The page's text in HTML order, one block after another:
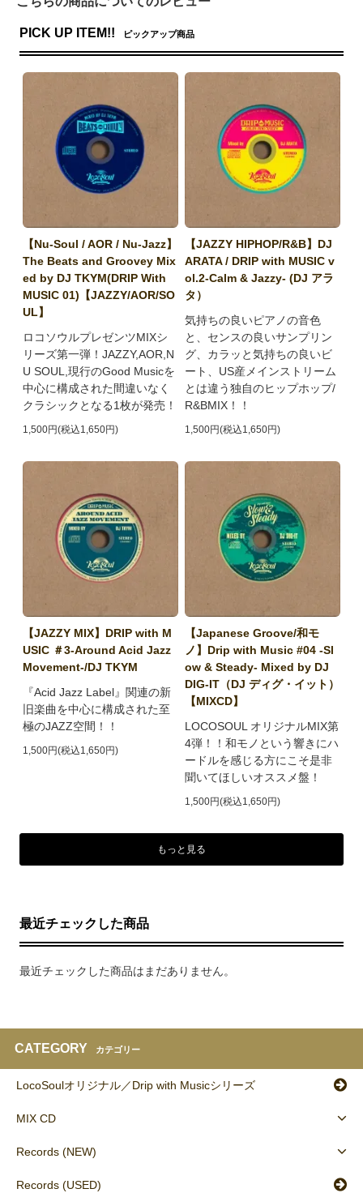
PICK UP ITEM!! ピックアップ商品
【Nu-Soul / AOR / Nu-Jazz】
The Beats and Groovey Mix
ed by DJ TKYM(DRIP With
MUSIC 01)【JAZZY/AOR/SO
UL】
ロコソウルプレゼンツMIXシ
リーズ第一弾！JAZZY,AOR,N
U SOUL,現行のGood Musicを
中心に構成された間違いなく
クラシックとなる1枚が発売！
1,500円(税込1,650円)
【JAZZY HIPHOP/R&B】DJ
ARATA / DRIP with MUSIC v
ol.2-Calm & Jazzy- (DJ アラ
タ）
気持ちの良いピアノの音色
と、センスの良いサンプリン
グ、カラッと気持ちの良いビ
ート、US産メインストリーム
とは違う独自のヒップホップ/
R&BMIX！！
1,500円(税込1,650円)
【JAZZY MIX】DRIP with M
USIC ＃3-Around Acid Jazz
Movement-/DJ TKYM
『Acid Jazz Label』関連の新
旧楽曲を中心に構成された至
極のJAZZ空間！！
1,500円(税込1,650円)
【Japanese Groove/和モ
ノ】Drip with Music #04 -Sl
ow & Steady- Mixed by DJ
DIG-IT（DJ ディグ・イット）
【MIXCD】
LOCOSOUL オリジナルMIX第
4弾！！和モノという響きにハ
ードルを感じる方にこそ是非
聞いてほしいオススメ盤！
1,500円(税込1,650円)
もっと見る
最近チェックした商品
最近チェックした商品はまだありません。
CATEGORY カテゴリー
LocoSoulオリジナル／Drip with Musicシリーズ
MIX CD
Records (NEW)
Records (USED)